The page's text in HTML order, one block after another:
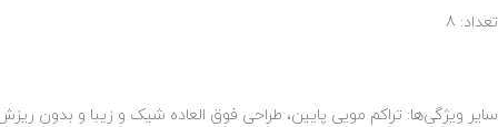
تعداد: 8
سایر ویژگی‌ها: تراکم مویی پایین، طراحی فوق العاده شیک و زیبا و بدون